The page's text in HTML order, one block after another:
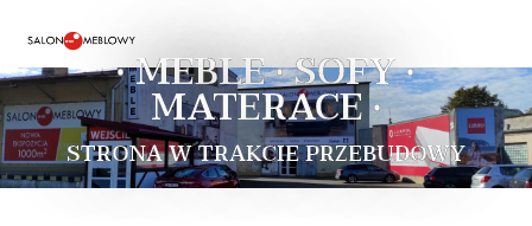
• MEBLE • SOFY •
MATERACE •
STRONA W TRAKCIE PRZEBUDOWY